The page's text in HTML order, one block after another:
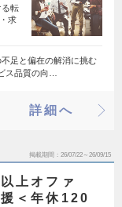
る転
求
足と偏在の解消に挑む
ス品質の向…
詳細へ
掲載期間 26/07/22～26/09/15
上オファ
＜年休120